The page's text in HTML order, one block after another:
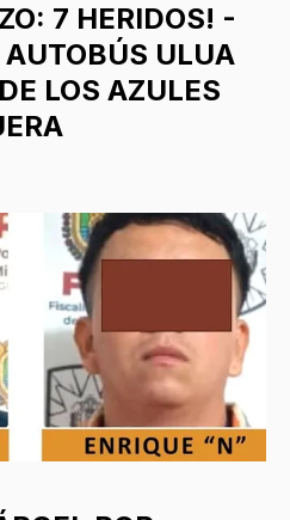
7 HERIDOS! -
ULUA
LOS AZULES